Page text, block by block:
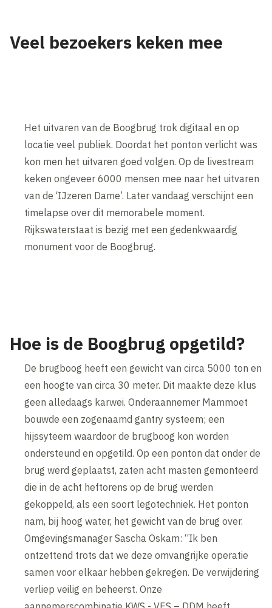
Veel bezoekers keken mee
Het uitvaren van de Boogbrug trok digitaal en op
locatie veel publiek. Doordat het ponton verlicht was
kon men het uitvaren goed volgen. Op de livestream
keken ongeveer 6000 mensen mee naar het uitvaren
van de ‘IJzeren Dame’. Later vandaag verschijnt een
timelapse over dit memorabele moment.
Rijkswaterstaat is bezig met een gedenkwaardig
monument voor de Boogbrug.
Hoe is de Boogbrug opgetild?
De brugboog heeft een gewicht van circa 5000 ton en
een hoogte van circa 30 meter. Dit maakte deze klus
geen alledaags karwei. Onderaannemer Mammoet
bouwde een zogenaamd gantry systeem; een
hijssyteem waardoor de brugboog kon worden
ondersteund en opgetild. Op een ponton dat onder de
brug werd geplaatst, zaten acht masten gemonteerd
die in de acht heftorens op de brug werden
gekoppeld, als een soort legotechniek. Het ponton
nam, bij hoog water, het gewicht van de brug over.
Omgevingsmanager Sascha Oskam: “Ik ben
ontzettend trots dat we deze omvangrijke operatie
samen voor elkaar hebben gekregen. De verwijdering
verliep veilig en beheerst. Onze